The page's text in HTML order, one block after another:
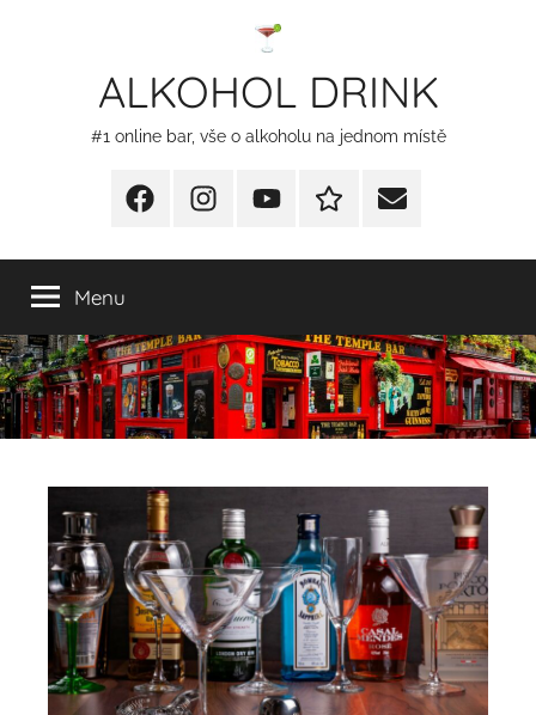
ALKOHOL DRINK
#1 online bar, vše o alkoholu na jednom místě
FacebookInstagram
YT
Redakční
E-
Menu